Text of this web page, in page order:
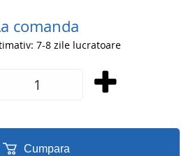
comanda
7-8 zile lucratoare
Cumpara